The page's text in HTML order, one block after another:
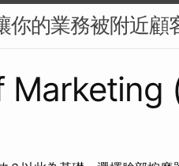
你的業務被附近顧
Marketing